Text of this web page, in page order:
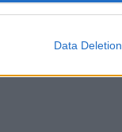
Data Deletion